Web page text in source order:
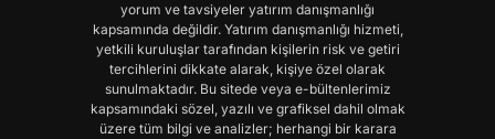
yorum ve tavsiyeler yatırım danışmanlığı
kapsamında değildir. Yatırım danışmanlığı hizmeti,
yetkili kuruluşlar tarafından kişilerin risk ve getiri
tercihlerini dikkate alarak, kişiye özel olarak
sunulmaktadır. Bu sitede veya e-bültenlerimiz
kapsamındaki sözel, yazılı ve grafiksel dahil olmak
üzere tüm bilgi ve analizler; herhangi bir karara